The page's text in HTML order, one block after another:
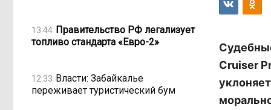
13:44 Правительство РФ легализует
топливо стандарта «Евро-2»
12:33 Власти: Забайкалье
переживает туристический бум
Cruiser